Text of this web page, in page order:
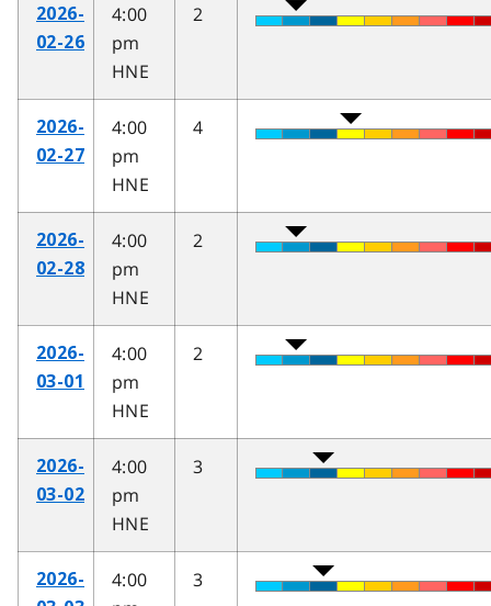
2026-
02-26
4:00
pm
HNE
2
2026-
02-27
4:00
pm
HNE
4
2026-
02-28
4:00
pm
HNE
2
2026-
03-01
4:00
pm
HNE
2
2026-
03-02
4:00
pm
HNE
3
2026-
4:00
3